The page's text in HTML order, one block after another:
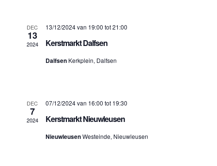
DEC
13
2024
13/12/2024 van 19:00 tot21:00
Kerstmarkt Dalfsen
Dalfsen Kerkplein, Dalfsen
DEC
7
2024
07/12/2024 van 16:00 tot 19:30
Kerstmarkt Nieuwleusen
NieuwleusenWesteinde, Nieuwleusen